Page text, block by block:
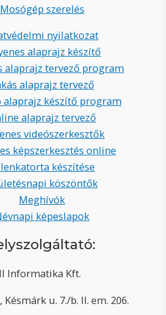
Mosógép szerelés
nyilatkozat
alaprajz készítő
alaprajz tervező program
alaprajz tervező
alaprajz készítő program
alaprajz tervező
videószerkesztők
képszerkesztés online
készítése
köszöntők
Meghívók
képeslapok
Informatika Kft.
u. 7./b. II. em. 206.